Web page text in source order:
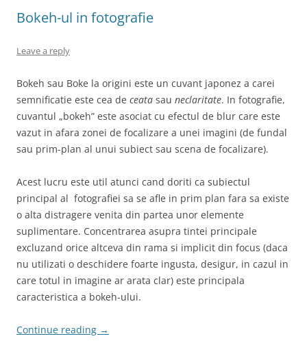
Bokeh-ul in fotografie
Leave a reply
Bokeh sau Boke la origini este un cuvant japonez a carei
semnificatie este cea de ceata sau neclaritate. In fotografie,
cuvantul „bokeh” este asociat cu efectul de blur care este
vazut in afara zonei de focalizare a unei imagini (de fundal
sau prim-plan al unui subiect sau scena de focalizare).
Acest lucru este util atunci cand doriti ca subiectul
principal al fotografiei sa se afle in prim plan fara sa existe
o alta distragere venita din partea unor elemente
suplimentare. Concentrarea asupra tintei principale
excluzand orice altceva din rama si implicit din focus (daca
nu utilizati o deschidere foarte ingusta, desigur, in cazul in
care totul in imagine ar arata clar) este principala
caracteristica a bokeh-ului.
Continue reading →